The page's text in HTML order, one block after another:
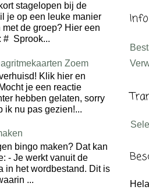
stagelopen bij de
je op een leuke manier
met de groep? Hier een
# Sprook...
Zoem
Klik hier en
je een reactie
hebben gelaten, sorry
ik nu pas gezien!...
bingo maken? Dat kan
- Je werkt vanuit de
in het wordbestand. Dit is
...